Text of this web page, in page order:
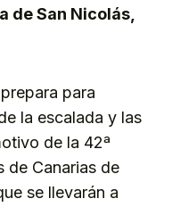
de San Nicolás,
para
la escalada y las
de la 42ª
de Canarias de
se llevarán a